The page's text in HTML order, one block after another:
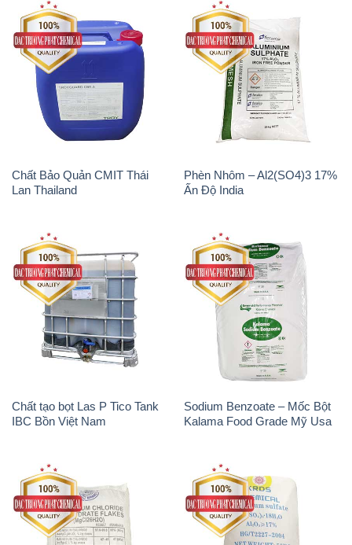
Chất Bảo Quản CMIT Thái
Lan Thailand
Phèn Nhôm – Al2(SO4)3 17%
Ấn Độ India
Chất tạo bọt Las P Tico Tank
IBC Bồn Việt Nam
Sodium Benzoate – Mốc Bột
Kalama Food Grade Mỹ Usa